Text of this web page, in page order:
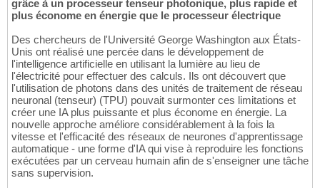
grâce à un processeur tenseur photonique, plus rapide et
plus économe en énergie que le processeur électrique
Des chercheurs de l'Université George Washington aux États-
Unis ont réalisé une percée dans le développement de
l'intelligence artificielle en utilisant la lumière au lieu de
l'électricité pour effectuer des calculs. Ils ont découvert que
l'utilisation de photons dans des unités de traitement de réseau
neuronal (tenseur) (TPU) pouvait surmonter ces limitations et
créer une IA plus puissante et plus économe en énergie. La
nouvelle approche améliore considérablement à la fois la
vitesse et l'efficacité des réseaux de neurones d'apprentissage
automatique - une forme d'IA qui vise à reproduire les fonctions
exécutées par un cerveau humain afin de s'enseigner une tâche
sans supervision.